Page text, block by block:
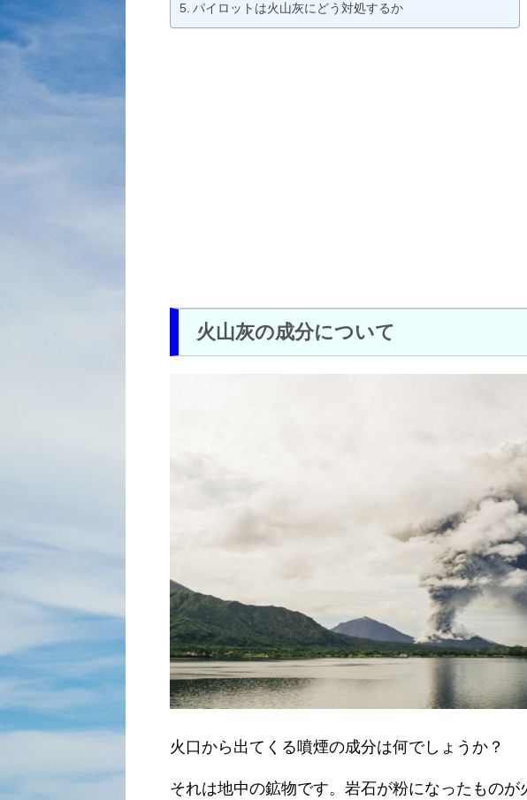
パイロットは火山灰にどう対処するか
火山灰の成分について
火口から出てくる噴煙の成分は何でしょうか？
それは地中の鉱物です。岩石が粉になったものが